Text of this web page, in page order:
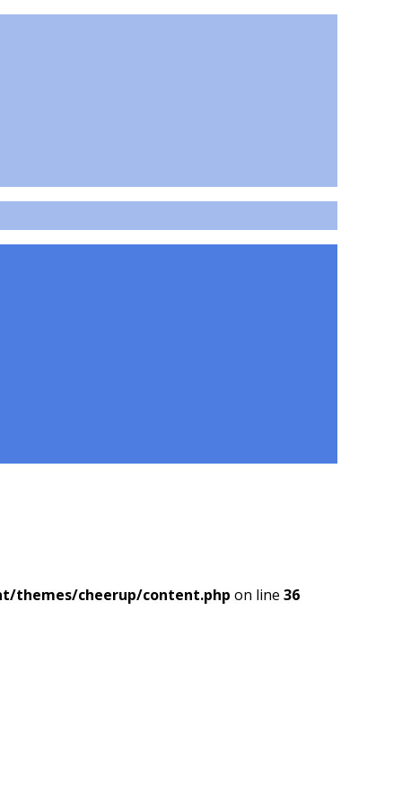
themes/cheerup/content.php on line 36